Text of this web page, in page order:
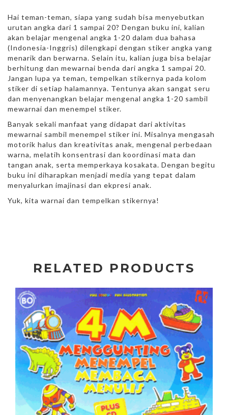
Hai teman-teman, siapa yang sudah bisa menyebutkan
urutan angka dari 1 sampai 20? Dengan buku ini, kalian
akan belajar mengenal angka 1-20 dalam dua bahasa
(Indonesia-Inggris) dilengkapi dengan stiker angka yang
menarik dan berwarna. Selain itu, kalian juga bisa belajar
berhitung dan mewarnai benda dari angka 1 sampai 20.
Jangan lupa ya teman, tempelkan stikernya pada kolom
stiker di setiap halamannya. Tentunya akan sangat seru
dan menyenangkan belajar mengenal angka 1-20 sambil
mewarnai dan menempel stiker.
Banyak sekali manfaat yang didapat dari aktivitas
mewarnai sambil menempel stiker ini. Misalnya mengasah
motorik halus dan kreativitas anak, mengenal perbedaan
warna, melatih konsentrasi dan koordinasi mata dan
tangan anak, serta memperkaya kosakata. Dengan begitu
buku ini diharapkan menjadi media yang tepat dalam
menyalurkan imajinasi dan ekpresi anak.
Yuk, kita warnai dan tempelkan stikernya!
RELATED PRODUCTS